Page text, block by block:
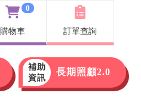
0
購物車 訂單查詢
補助
資訊
長期照顧2.0